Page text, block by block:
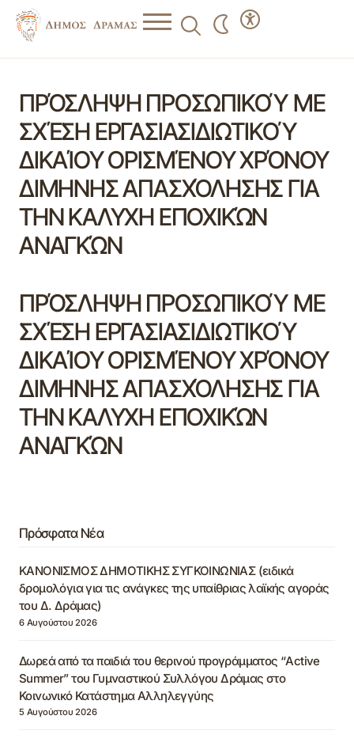
ΠΡΌΣΛΗΨΗ ΠΡΟΣΩΠΙΚΟΎ ΜΕ
ΣΧΈΣΗ ΕΡΓΑΣΙΑΣΙΔΙΩΤΙΚΟΎ
ΔΙΚΑΊΟΥ ΟΡΙΣΜΈΝΟΥ ΧΡΌΝΟΥ
ΔΙΜΗΝΗΣ ΑΠΑΣΧΌΛΗΣΗΣ ΓΙΑ
ΤΗΝ ΚΑΛΥΧΗ ΕΠΟΧΙΚΏΝ
ΑΝΑΓΚΏΝ
ΠΡΌΣΛΗΨΗ ΠΡΟΣΩΠΙΚΟΎ ΜΕ
ΣΧΈΣΗ ΕΡΓΑΣΙΑΣΙΔΙΩΤΙΚΟΎ
ΔΙΚΑΊΟΥ ΟΡΙΣΜΈΝΟΥ ΧΡΌΝΟΥ
ΔΙΜΗΝΗΣ ΑΠΑΣΧΌΛΗΣΗΣ ΓΙΑ
ΤΗΝ ΚΑΛΥΧΗ ΕΠΟΧΙΚΏΝ
ΑΝΑΓΚΏΝ
Πρόσφατα Νέα
ΚΑΝΟΝΙΣΜΟΣ ΔΗΜΟΤΙΚΗΣ ΣΥΓΚΟΙΝΩΝΙΑΣ (ειδικά
δρομολόγια για τις ανάγκες της υπαίθριας λαϊκής αγοράς
του Δ. Δράμας)
6 Αυγούστου 2026
Δωρεά από τα παιδιά του θερινού προγράμματος “Active
Summer” του Γυμναστικού Συλλόγου Δράμας στο
Κοινωνικό Κατάστημα Αλληλεγγύης
5 Αυγούστου 2026